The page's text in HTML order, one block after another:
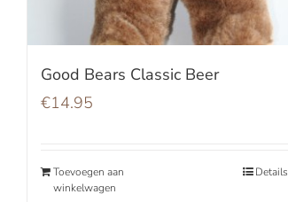
Good Bears Classic Beer
€14.95
Toevoegen aan
winkelwagen
Details